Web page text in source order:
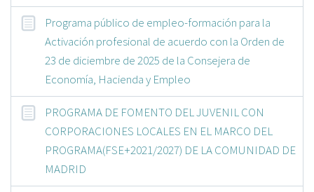
Programa público de empleo-formación para la
Activación profesional de acuerdo con la Orden de
23 de diciembre de 2025 de la Consejera de
Economía, Hacienda y Empleo
PROGRAMA DE FOMENTO DEL JUVENIL CON
CORPORACIONES LOCALES EN EL MARCO DEL
PROGRAMA(FSE+2021/2027) DE LA COMUNIDAD DE
MADRID